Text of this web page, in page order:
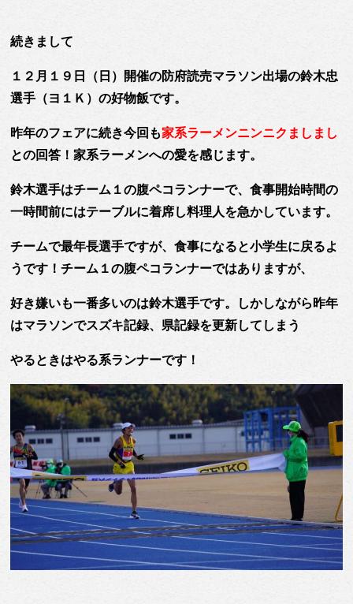
続きまして
１２月１９日（日）開催の防府読売マラソン出場の鈴木忠
選手（ヨ１Ｋ）の好物飯です。
昨年のフェアに続き今回も家系ラーメンニンニクましまし
との回答！家系ラーメンへの愛を感じます。
鈴木選手はチーム１の腹ペコランナーで、食事開始時間の
一時間前にはテーブルに着席し料理人を急かしています。
チームで最年長選手ですが、食事になると小学生に戻るよ
うです！チーム１の腹ペコランナーではありますが、
好き嫌いも一番多いのは鈴木選手です。
しかしながら昨年
はマラソンでスズキ記録、県記録を更新してしまう
やるときはやる系ランナーです！